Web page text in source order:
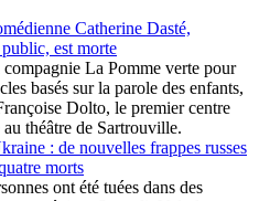
Catherine Dasté,
est morte
La Pomme verte pour
basés sur la parole des enfants,
Dolto, le premier centre
théâtre de Sartrouville.
: de nouvelles frappes russes
morts
ont été tuées dans des